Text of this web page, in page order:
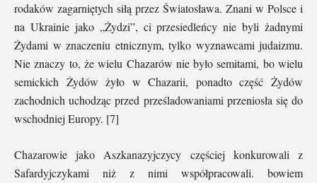
rodaków zagarniętych siłą przez Światosława. Znani w Polsce i
na Ukrainie jako „Żydzi”, ci przesiedleńcy nie byli żadnymi
Żydami w znaczeniu etnicznym, tylko wyznawcami judaizmu.
Nie znaczy to, że wielu Chazarów nie było semitami, bo wielu
semickich Żydów żyło w Chazarii, ponadto część Żydów
zachodnich uchodząc przed prześladowaniami przeniosła się do
wschodniej Europy. [7]
Chazarowie jako Aszkanazyjczycy częściej konkurowali z
Safardyjczykami niż z nimi współpracowali. bowiem